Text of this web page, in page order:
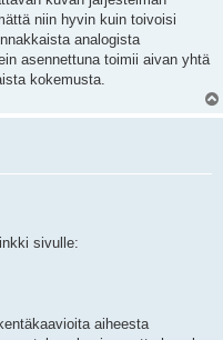
niin hyvin kuin toivoisi
analogista
asennettuna toimii aivan yhtä
kokemusta.
sivulle:
aiheesta